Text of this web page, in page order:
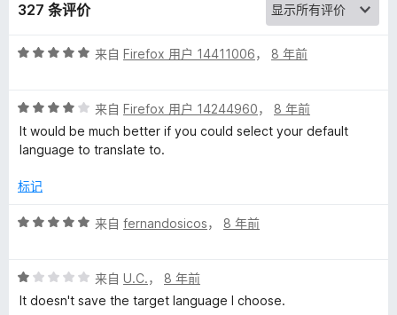
e
f
o
o
327 条评价
评
/
5
来自 Firefox 用户 14411006， 8 年前
评
分
4
5
来自 Firefox 用户 14244960， 8 年前
It would be much better if you could select your default
language to translate to.
标记
评
/
5
来自 fernandosicos， 8 年前
评
分
来自 U.C.， 8 年前
It doesn't save the target language I choose.